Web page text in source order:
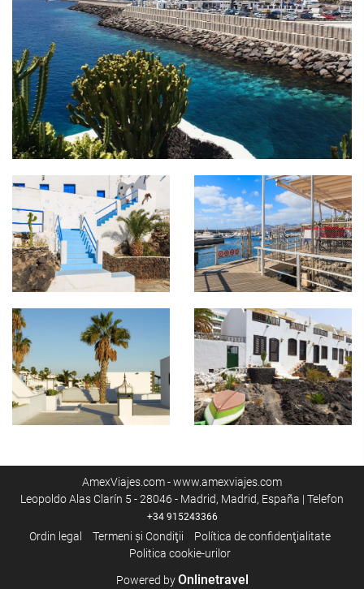
AmexViajes.com - www.amexviajes.com
Leopoldo Alas Clarín 5 - 28046 - Madrid, Madrid, España | Telefon
+34 915243366
Ordin legal Termeni şi Condiţii
Política de confidenţialitate
Politica cookie-urilor
Powered byOnlinetravel